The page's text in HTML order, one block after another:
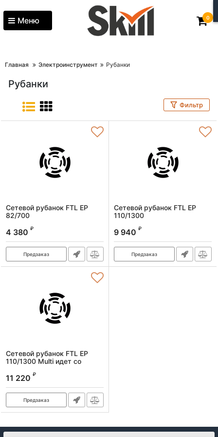
Меню 0
Главная Электроинструмент Рубанки
Рубанки
Фильтр
Сетевой рубанок FTL EP
82/700
7071
4 380 ₽
Предзаказ
Сетевой рубанок FTL EP
110/1300
8035
9 940 ₽
Предзаказ
Сетевой рубанок FTL EP
110/1300 Multi идет со
Артикул:
11 220 ₽
Предзаказ